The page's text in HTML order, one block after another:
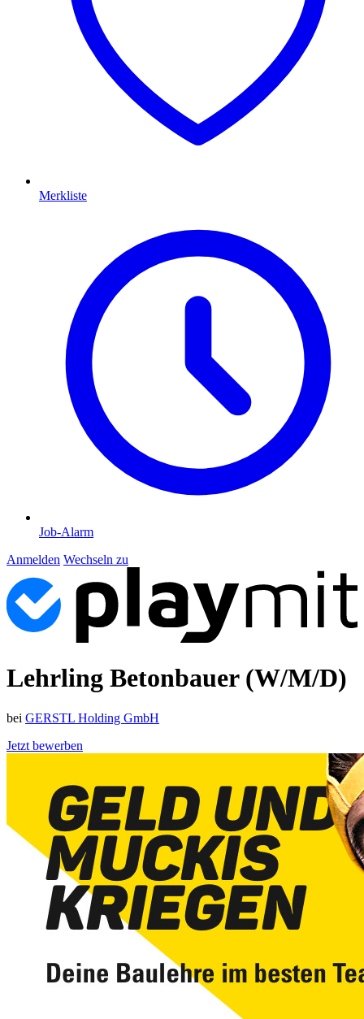
Merkliste
Job-Alarm
Anmelden Wechseln zu
Lehrling Betonbauer (W/M/D)
bei GERSTL Holding GmbH
Jetzt bewerben